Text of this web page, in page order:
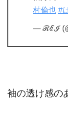
村倫也 #
— ℛℰℐ
袖の透け感の